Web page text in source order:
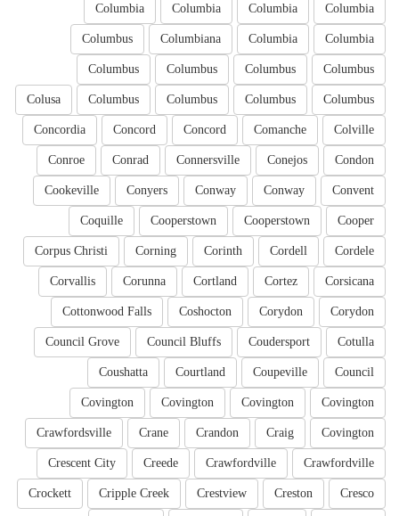
Columbia
Columbia
Columbia
Columbia
Columbia
Columbia
Columbiana
Columbus
Columbus
Columbus
Columbus
Columbus
Columbus
Columbus
Columbus
Columbus
Colusa
Colville
Comanche
Concord
Concord
Concordia
Condon
Conejos
Connersville
Conrad
Conroe
Convent
Conway
Conway
Conyers
Cookeville
Cooper
Cooperstown
Cooperstown
Coquille
Cordele
Cordell
Corinth
Corning
Corpus Christi
Corsicana
Cortez
Cortland
Corunna
Corvallis
Corydon
Corydon
Coshocton
Cottonwood Falls
Cotulla
Coudersport
Council Bluffs
Council Grove
Council
Coupeville
Courtland
Coushatta
Covington
Covington
Covington
Covington
Covington
Craig
Crandon
Crane
Crawfordsville
Crawfordville
Crawfordville
Creede
Crescent City
Cresco
Creston
Crestview
Cripple Creek
Crockett